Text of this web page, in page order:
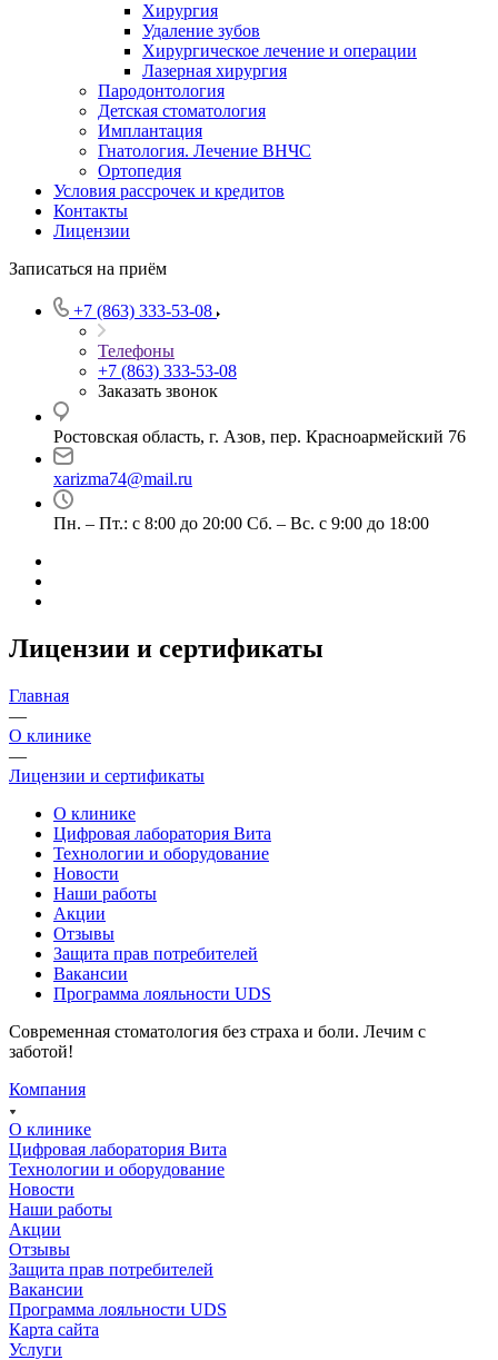
Хирургия
Удаление зубов
Хирургическое лечение и операции
Лазерная хирургия
Пародонтология
Детская стоматология
Имплантация
Гнатология. Лечение ВНЧС
Ортопедия
Условия рассрочек и кредитов
Контакты
Лицензии
Записаться на приём
+7 (863) 333-53-08
Телефоны
+7 (863) 333-53-08
Заказать звонок
Ростовская область, г. Азов, пер. Красноармейский 76
xarizma74@mail.ru
Пн. – Пт.: с 8:00 до 20:00 Сб. – Вс. c 9:00 до 18:00
Лицензии и сертификаты
Главная
—
О клинике
—
Лицензии и сертификаты
О клинике
Цифровая лаборатория Вита
Технологии и оборудование
Новости
Наши работы
Акции
Отзывы
Защита прав потребителей
Вакансии
Программа лояльности UDS
Современная стоматология без страха и боли. Лечим с
заботой!
Компания
О клинике
Цифровая лаборатория Вита
Технологии и оборудование
Новости
Наши работы
Акции
Отзывы
Защита прав потребителей
Вакансии
Программа лояльности UDS
Карта сайта
Услуги